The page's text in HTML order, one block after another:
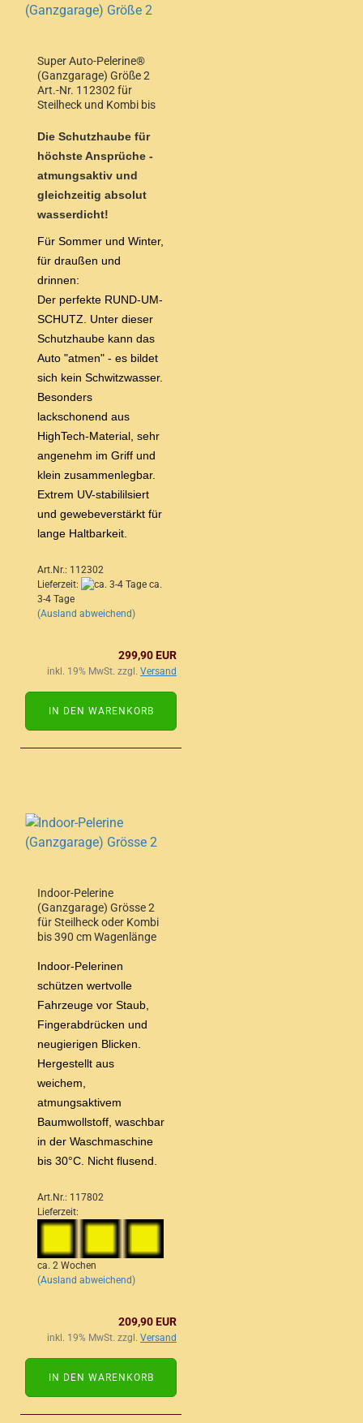
Super Auto-Pelerine®
(Ganzgarage) Größe 2
Art.-Nr. 112302 für
Steilheck und Kombi bis
Die Schutzhaube für
höchste Ansprüche -
atmungsaktiv und
gleichzeitig absolut
wasserdicht!
Für Sommer und Winter,
für draußen und
drinnen:
Der perfekte RUND-UM-
SCHUTZ. Unter dieser
Schutzhaube kann das
Auto "atmen" - es bildet
sich kein Schwitzwasser.
Besonders
lackschonend aus
HighTech-Material, sehr
angenehm im Griff und
klein zusammenlegbar.
Extrem UV-stabililsiert
und gewebeverstärkt für
lange Haltbarkeit.
Art.Nr.: 112302
Lieferzeit:
ca.
3-4 Tage
(Ausland abweichend)
299,90 EUR
inkl. 19% MwSt. zzgl. Versand
IN DEN WARENKORB
Indoor-Pelerine
(Ganzgarage) Grösse 2
für Steilheck oder Kombi
bis 390 cm Wagenlänge
Indoor-Pelerinen
schützen wertvolle
Fahrzeuge vor Staub,
Fingerabdrücken und
neugierigen Blicken.
Hergestellt aus
weichem,
atmungsaktivem
Baumwollstoff, waschbar
in der Waschmaschine
bis 30°C. Nicht flusend.
Art.Nr.: 117802
Lieferzeit:
ca. 2 Wochen
(Ausland abweichend)
209,90 EUR
inkl. 19% MwSt. zzgl. Versand
IN DEN WARENKORB